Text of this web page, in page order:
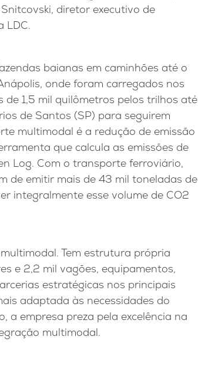
diretor executivo de
LDC.
baianas em caminhões até o
onde foram carregados nos
1,5 mil quilômetros pelos trilhos até
de Santos (SP) para seguirem
multimodal é a redução de emissão
que calcula as emissões de
Log. Com o transporte ferroviário,
de emitir mais de 43 mil toneladas de
integralmente esse volume de CO2
Tem estrutura própria
e 2,2 mil vagões, equipamentos,
estratégicas nos principais
adaptada às necessidades do
a empresa preza pela excelência na
multimodal.